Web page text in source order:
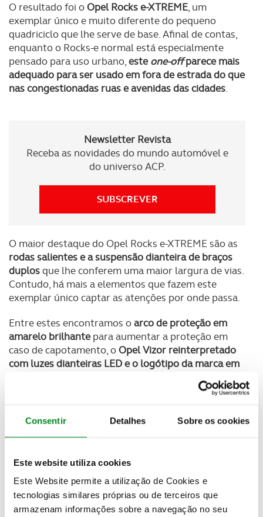
Consentir Detalhes Sobre os cookies
Este website utiliza cookies
Este Website permite a utilização de Cookies e
tecnologias similares próprias ou de terceiros que
armazenam informações sobre a navegação no seu
O resultado foi oOpel Rocks e-XTREME, um
exemplar único e muito diferente do pequeno
quadriciclo que lhe serve de base. Afinal de contas,
enquanto o Rocks-e normal está especialmente
pensado para uso urbano,esteone-offparece mais
adequado para ser usado em fora de estrada do que
nas congestionadas ruas e avenidas das cidades.
Newsletter Revista
Receba as novidades do mundo automóvel e
do universo ACP.
SUBSCREVER
O maior destaque do Opel Rocks e-XTREME são as
rodas salientes e a suspensão dianteira de braços
duplosque lhe conferem uma maior largura de vias.
Contudo, há mais a elementos que fazem este
exemplar único captar as atenções por onde passa.
Entre estes encontramos oarco de proteção em
amarelo brilhantepara aumentar a proteção em
caso de capotamento, oOpel Vizor reinterpretado
com luzes dianteiras LED e o logótipo da marca em
asa traseira feita de carbono
e originalmente usada pelo Vectra GTS V8.